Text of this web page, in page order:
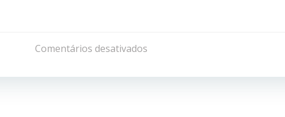
de
Post
Comentários desativados